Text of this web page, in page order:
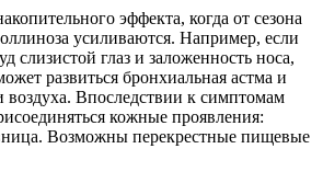
эффекта, когда от сезона
усиливаются. Например, если
слизистой глаз и заложенность носа,
развиться бронхиальная астма и
Впоследствии к симптомам
кожные проявления:
Возможны перекрестные пищевые